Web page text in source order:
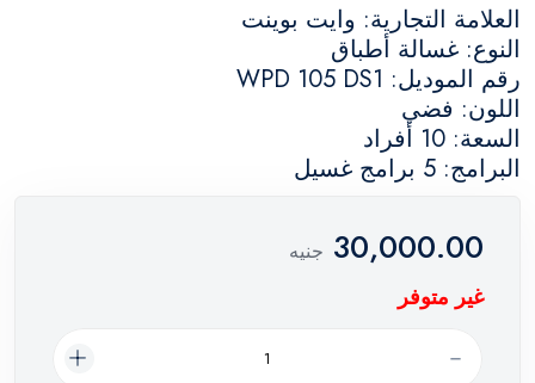
العلامة التجارية: وايت بوينت
النوع: غسالة أطباق
رقم الموديل: WPD 105 DS1
اللون: فضي
السعة: 10 أفراد
البرامج: 5 برامج غسيل
30,000.00 جنيه
غير متوفر